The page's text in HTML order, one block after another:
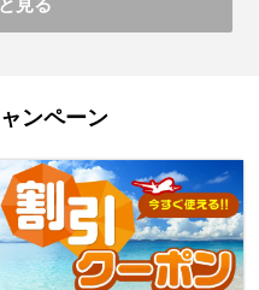
見る
ンペーン